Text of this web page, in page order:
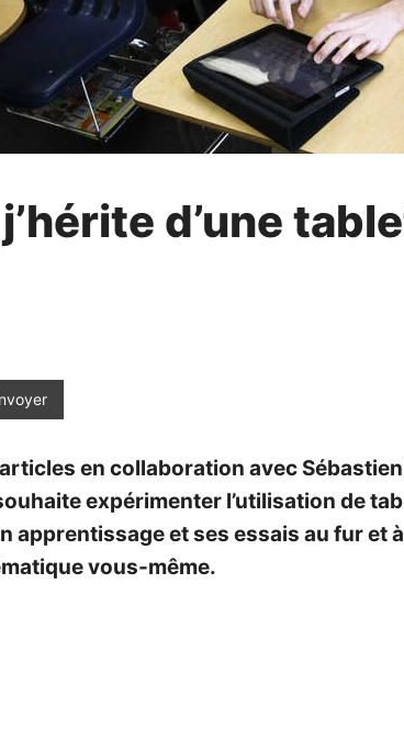
d’une
en collaboration avec
expérimenter l’utilisation de
apprentissage et ses essais au fur
vous-même.